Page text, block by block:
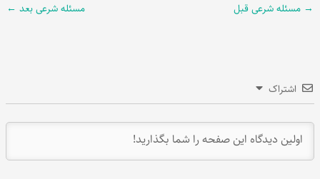
→ مسئله شرعی قبل مسئله شرعی بعد ←
اشتراک